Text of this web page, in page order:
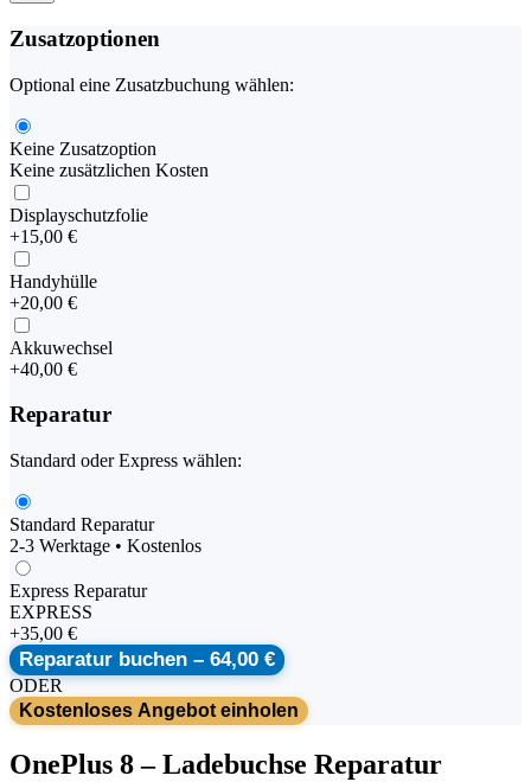
Zusatzoptionen
Optional eine Zusatzbuchung wählen:
Keine Zusatzoption
Keine zusätzlichen Kosten
Displayschutzfolie
+15,00 €
Handyhülle
+20,00 €
Akkuwechsel
+40,00 €
Reparatur
Standard oder Express wählen:
Standard Reparatur
2-3 Werktage • Kostenlos
Express Reparatur
EXPRESS
+35,00 €
Reparatur buchen – 64,00 €
ODER
Kostenloses Angebot einholen
OnePlus 8–Ladebuchse Reparatur